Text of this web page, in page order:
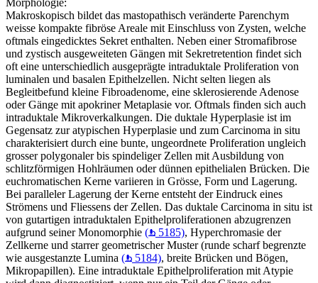
Makroskopisch bildet das mastopathisch veränderte Parenchym
weisse kompakte fibröse Areale mit Einschluss von Zysten, welche
oftmals eingedicktes Sekret enthalten. Neben einer Stromafibrose
und zystisch ausgeweiteten Gängen mit Sekretretention findet sich
oft eine unterschiedlich ausgeprägte intraduktale Proliferation von
luminalen und basalen Epithelzellen. Nicht selten liegen als
Begleitbefund kleine Fibroadenome, eine sklerosierende Adenose
oder Gänge mit apokriner Metaplasie vor. Oftmals finden sich auch
intraduktale Mikroverkalkungen. Die duktale Hyperplasie ist im
Gegensatz zur atypischen Hyperplasie und zum Carcinoma in situ
charakterisiert durch eine bunte, ungeordnete Proliferation ungleich
grosser polygonaler bis spindeliger Zellen mit Ausbildung von
schlitzförmigen Hohlräumen oder dünnen epithelialen Brücken. Die
euchromatischen Kerne variieren in Grösse, Form und Lagerung.
Bei paralleler Lagerung der Kerne entsteht der Eindruck eines
Strömens und Fliessens der Zellen. Das duktale Carcinoma in situ ist
von gutartigen intraduktalen Epithelproliferationen abzugrenzen
aufgrund seiner Monomorphie ( 5185), Hyperchromasie der
Zellkerne und starrer geometrischer Muster (runde scharf begrenzte
wie ausgestanzte Lumina ( 5184), breite Brücken und Bögen,
Mikropapillen). Eine intraduktale Epithelproliferation mit Atypie